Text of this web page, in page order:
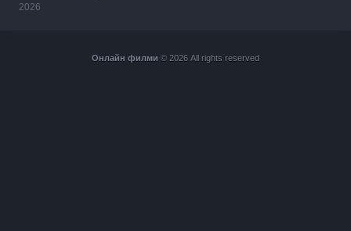
2026
Онлайн филми © 2026 All rights reserved